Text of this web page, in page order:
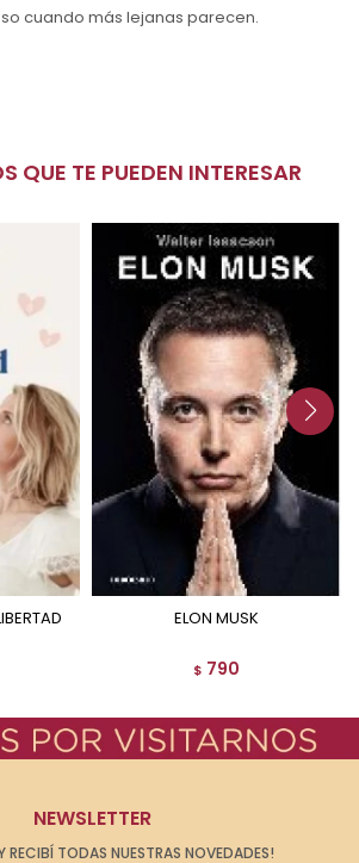
cuando más lejanas parecen.
QUE TE PUEDEN INTERESAR
ELON MUSK
$ 790
NEWSLETTER
RECIBÍ TODAS NUESTRAS NOVEDADES!